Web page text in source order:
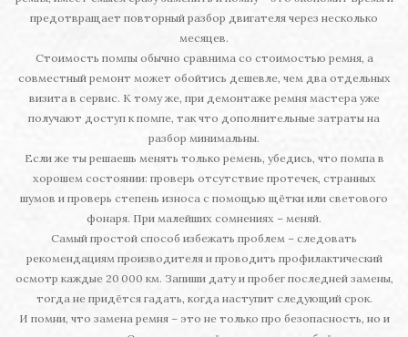
предотвращает повторный разбор двигателя через несколько
месяцев.
Стоимость помпы обычно сравнима со стоимостью ремня, а
совместный ремонт может обойтись дешевле, чем два отдельных
визита в сервис. К тому же, при демонтаже ремня мастера уже
получают доступ к помпе, так что дополнительные затраты на
разбор минимальны.
Если же ты решаешь менять только ремень, убедись, что помпа в
хорошем состоянии: проверь отсутствие протечек, странных
шумов и проверь степень износа с помощью щётки или светового
фонаря. При малейших сомнениях – меняй.
Самый простой способ избежать проблем – следовать
рекомендациям производителя и проводить профилактический
осмотр каждые 20 000 км. Запиши дату и пробег последней замены,
тогда не придётся гадать, когда наступит следующий срок.
И помни, что замена ремня – это не только про безопасность, но и